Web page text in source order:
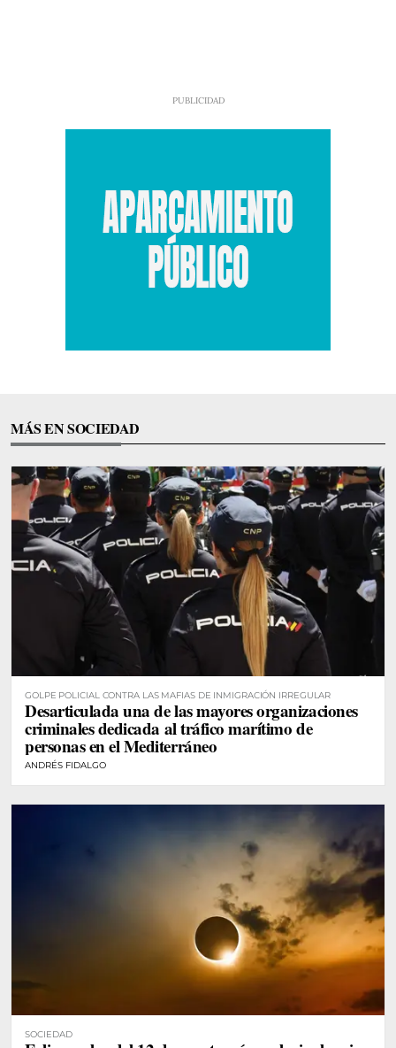
MÁS EN SOCIEDAD
GOLPE POLICIAL CONTRA LAS MAFIAS DE INMIGRACIÓN IRREGULAR
Desarticulada una de las mayores organizaciones
criminales dedicada al tráfico marítimo de
personas en el Mediterráneo
ANDRÉS FIDALGO
SOCIEDAD